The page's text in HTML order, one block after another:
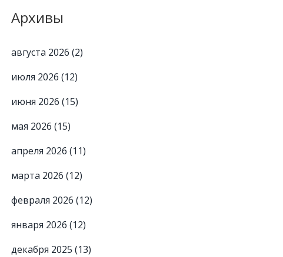
Архивы
августа 2026 (2)
июля 2026 (12)
июня 2026 (15)
мая 2026 (15)
апреля 2026 (11)
марта 2026 (12)
февраля 2026 (12)
января 2026 (12)
декабря 2025 (13)